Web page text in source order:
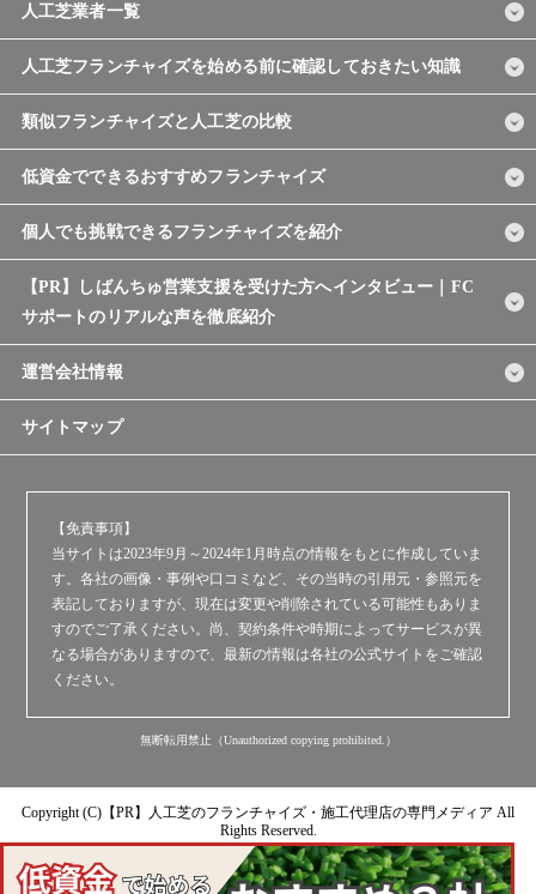
人工芝業者一覧
人工芝フランチャイズを始める前に確認しておきたい知識
類似フランチャイズと人工芝の比較
低資金でできるおすすめフランチャイズ
個人でも挑戦できるフランチャイズを紹介
【PR】しばんちゅ営業支援を受けた方へインタビュー｜FC
サポートのリアルな声を徹底紹介
運営会社情報
サイトマップ
【免責事項】
当サイトは2023年9月～2024年1月時点の情報をもとに作成していま
す。各社の画像・事例や口コミなど、その当時の引用元・参照元を
表記しておりますが、現在は変更や削除されている可能性もありま
すのでご了承ください。尚、契約条件や時期によってサービスが異
なる場合がありますので、最新の情報は各社の公式サイトをご確認
ください。
無断転用禁止（Unauthorized copying prohibited.）
Copyright (C)【PR】 人工芝のフランチャイズ・施工代理店の専門メディア All
Rights Reserved.